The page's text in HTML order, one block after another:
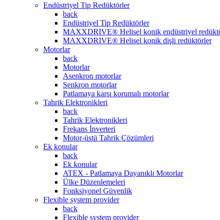
Endüstriyel Tip Redüktörler
back
Endüstriyel Tip Redüktörler
MAXXDRIVE® Helisel konik endüstriyel
MAXXDRIVE® Helisel konik dişli redüktörler
Motorlar
back
Motorlar
Asenkron motorlar
Senkron motorlar
Patlamaya karşı korumalı motorlar
Tahrik Elektronikleri
back
Tahrik Elektronikleri
Frekans İnverteri
Motor-üstü Tahrik Çözümleri
Ek konular
back
Ek konular
ATEX - Patlamaya Dayanıklı Motorlar
Ülke Düzenlemeleri
Fonksiyonel Güvenlik
Flexible system provider
back
Flexible system provider